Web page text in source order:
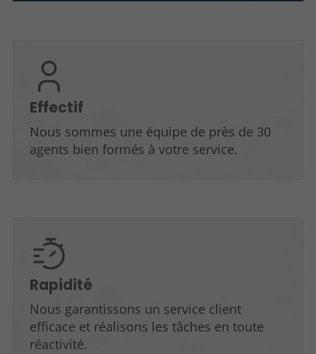
Effectif
Nous sommes une équipe de près de 30
agents bien formés à votre service.
Rapidité
Nous garantissons un service client
efficace et réalisons les tâches en toute
réactivité.